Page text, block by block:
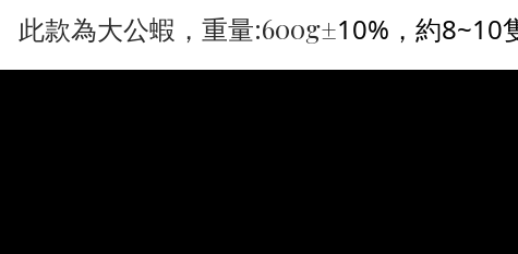
此款為大公蝦，重量:600g±10%，約8~10